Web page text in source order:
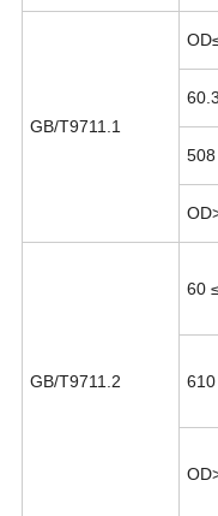
GB/T9711.1
60.3
508
GB/T9711.2
60
610